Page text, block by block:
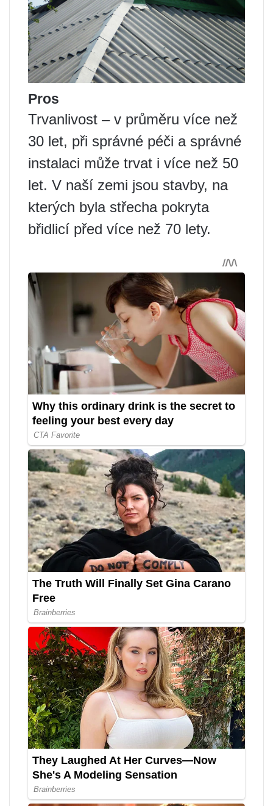
Pros
Trvanlivost – v průměru více než
30 let, při správné péči a správné
instalaci může trvat i více než 50
let. V naší zemi jsou stavby, na
kterých byla střecha pokryta
břidlicí před více než 70 lety.